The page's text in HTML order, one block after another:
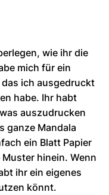
wie ihr die
mich für ein
ich ausgedruckt
habe. Ihr habt
auszudrucken
ganze Mandala
ein Blatt Papier
hinein. Wenn
ihr ein eigenes
könnt.